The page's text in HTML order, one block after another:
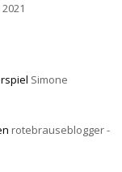
Simone
rotebrauseblogger -